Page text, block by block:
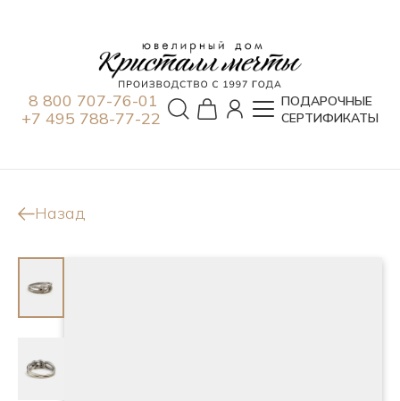
8 800 707-76-01
+7 495 788-77-22
ПОДАРОЧНЫЕ
СЕРТИФИКАТЫ
Назад